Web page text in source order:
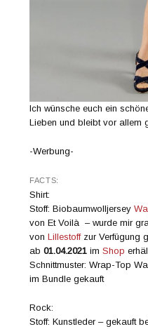
Ich wünsche euch ein
Lieben und bleibt vor allem
-Werbung-
FACTS:
Shirt:
Stoff: Biobaumwolljersey
von Et Voilà – wurde mir
vonLillestoffzur Verfügung
ab01.04.2021 imShop
Schnittmuster: Wrap-Top
im Bundle gekauft
Rock:
Stoff: Kunstleder – gekauft